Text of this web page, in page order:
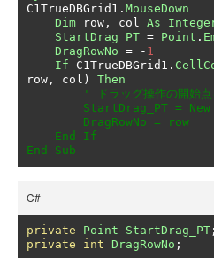
C1TrueDBGrid1 . MouseDown
Dim row , col As
StartDrag_PT = Point .
DragRowNo = - 1
If C1TrueDBGrid1 .
row , col )
Then
' ドラッグ操作の開始点
End Sub
C#
private Point StartDrag_PT ;
private
int DragRowNo ;